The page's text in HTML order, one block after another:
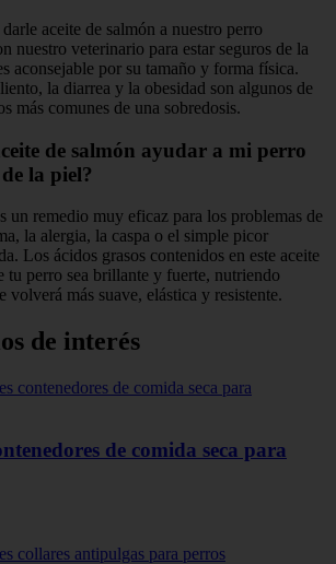
aceite de salmón a nuestro perro
nuestro veterinario para estar seguros de la
aconsejable por su tamaño y forma física.
la diarrea y la obesidad son algunos de
más comunes de una sobredosis.
de salmón ayudar a mi perro
la piel?
un remedio muy eficaz para los problemas de
la alergia, la caspa o el simple picor
Los ácidos grasos contenidos en este aceite
tu perro sea brillante y fuerte, nutriendo
volverá más suave, elástica y resistente.
de interés
de comida seca para